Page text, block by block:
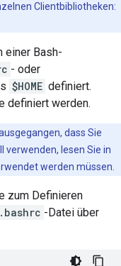
Clientbibliotheken:
einer Bash-
- oder
$HOME definiert.
definiert werden.
dass Sie
verwenden, lesen Sie in
werden müssen.
zum Definieren
.bashrc -Datei über